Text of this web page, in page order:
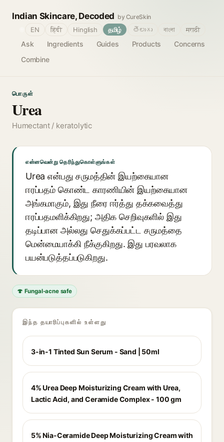
Indian Skincare, Decoded by CureSkin
Ask Ingredients Guides Products
Concerns
Combine
EN हिंदी Hinglish தமிழ் తెలుగు বাংলা मराठी
பொருள்
Urea
Humectant / keratolytic
என்னவென்று தெரிந்துகொள்ளுங்கள்
Urea என்பது சருமத்தின் இயற்கையான
ஈரப்பதம் கொண்ட காரணியின் இயற்கையான
அங்கமாகும், இது நீரை ஈர்த்து தக்கவைத்து
ஈரப்பதமளிக்கிறது; அதிக செறிவுகளில் இது
தடிப்பான அல்லது செதுக்கப்பட்ட சருமத்தை
மென்மையாக்கி நீக்குகிறது. இது பரவலாக
பயன்படுத்தப்படுகிறது.
🍄 Fungal-acne safe
இந்த தயாரிப்புகளில் உள்ளது
3-in-1 Tinted Sun Serum - Sand | 50ml
4% Urea Deep Moisturizing Cream with Urea,
Lactic Acid, and Ceramide Complex - 100 gm
5% Nia-Ceramide Deep Moisturizing Cream with